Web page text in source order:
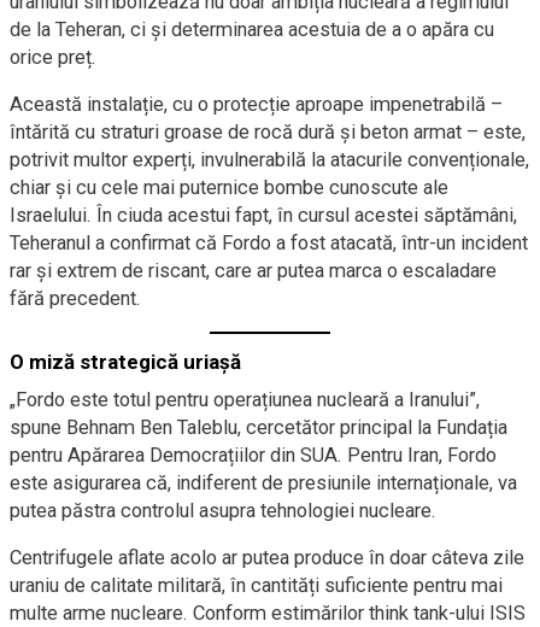
de la Teheran, ci și determinarea acestuia de a o apăra cu
orice preț.
Această instalație, cu o protecție aproape impenetrabilă –
întărită cu straturi groase de rocă dură și beton armat – este,
potrivit multor experți, invulnerabilă la atacurile convenționale,
chiar și cu cele mai puternice bombe cunoscute ale
Israelului. În ciuda acestui fapt, în cursul acestei săptămâni,
Teheranul a confirmat că Fordo a fost atacată, într-un incident
rar și extrem de riscant, care ar putea marca o escaladare
fără precedent.
O miză strategică uriașă
„Fordo este totul pentru operațiunea nucleară a Iranului”,
spune Behnam Ben Taleblu, cercetător principal la Fundația
pentru Apărarea Democrațiilor din SUA. Pentru Iran, Fordo
este asigurarea că, indiferent de presiunile internaționale, va
putea păstra controlul asupra tehnologiei nucleare.
Centrifugele aflate acolo ar putea produce în doar câteva zile
uraniu de calitate militară, în cantități suficiente pentru mai
multe arme nucleare. Conform estimărilor think tank-ului ISIS